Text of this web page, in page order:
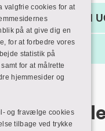
upload projekt til
valgfrie cookies for at
på at give dig en
for at forbedre vores
statistik på
for at målrette
hjemmesider og
og fravælge cookies
tilbage ved trykke